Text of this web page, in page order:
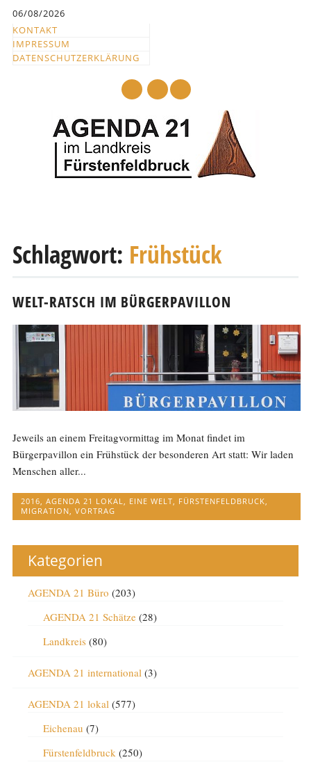
springen
06/08/2026
KONTAKT
IMPRESSUM
DATENSCHUTZERKLÄRUNG
zum
Schlagwort: Frühstück
WELT-RATSCH IM BÜRGERPAVILLON
Jeweils an einem Freitagvormittag im Monat findet im
Bürgerpavillon ein Frühstück der besonderen Art statt: Wir laden
Menschen aller...
2016,AGENDA 21 LOKAL, EINE WELT, FÜRSTENFELDBRUCK,
MIGRATION,VORTRAG
Kategorien
AGENDA 21 Büro (203)
AGENDA 21 Schätze(28)
Landkreis(80)
AGENDA 21 international(3)
AGENDA 21 lokal(577)
Eichenau (7)
Fürstenfeldbruck(250)